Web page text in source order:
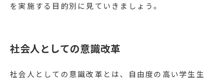
を実施する目的別に見ていきましょう。
社会人としての意識改革
社会人としての意識改革とは、自由度の高い学生生